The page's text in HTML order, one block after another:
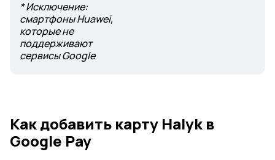
* Исключение:
смартфоны Huawei,
которые не
поддерживают
сервисы Google
Как добавить карту Halyk в
Google Pay